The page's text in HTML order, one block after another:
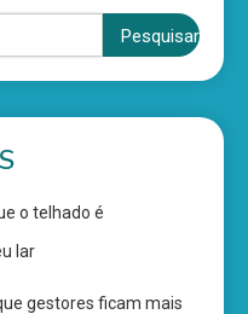
Pesquisar
o telhado é
lar
gestores ficam mais